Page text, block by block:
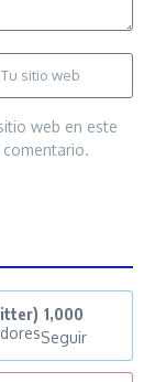
web en este
1,000
Seguir